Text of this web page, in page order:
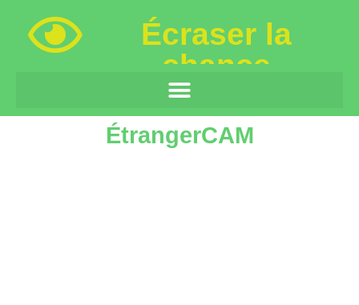
Écraser la
chance
ÉtrangerCAM